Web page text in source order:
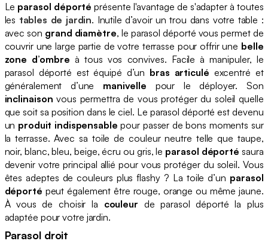
Le parasol déporté présente l'avantage de s'adapter à toutes
les tables de jardin. Inutile d’avoir un trou dans votre table :
avec son grand diamètre, le parasol déporté vous permet de
couvrir une large partie de votre terrasse pour offrir une belle
zone d’ombre à tous vos convives. Facile à manipuler, le
parasol déporté est équipé d’un bras articulé excentré et
généralement d’une manivelle pour le déployer. Son
inclinaison vous permettra de vous protéger du soleil quelle
que soit sa position dans le ciel. Le parasol déporté est devenu
un produit indispensable pour passer de bons moments sur
la terrasse. Avec sa toile de couleur neutre telle que taupe,
noir, blanc, bleu, beige, écru ou gris, le parasol déporté saura
devenir votre principal allié pour vous protéger du soleil. Vous
êtes adeptes de couleurs plus flashy ? La toile d’un parasol
déporté peut également être rouge, orange ou même jaune.
À vous de choisir la couleur de parasol déporté la plus
adaptée pour votre jardin.
Parasol droit